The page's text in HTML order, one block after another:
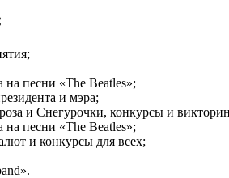
песни «The Beatles»;
и мэра;
и Снегурочки, конкурсы и
песни «The Beatles»;
и конкурсы для всех;